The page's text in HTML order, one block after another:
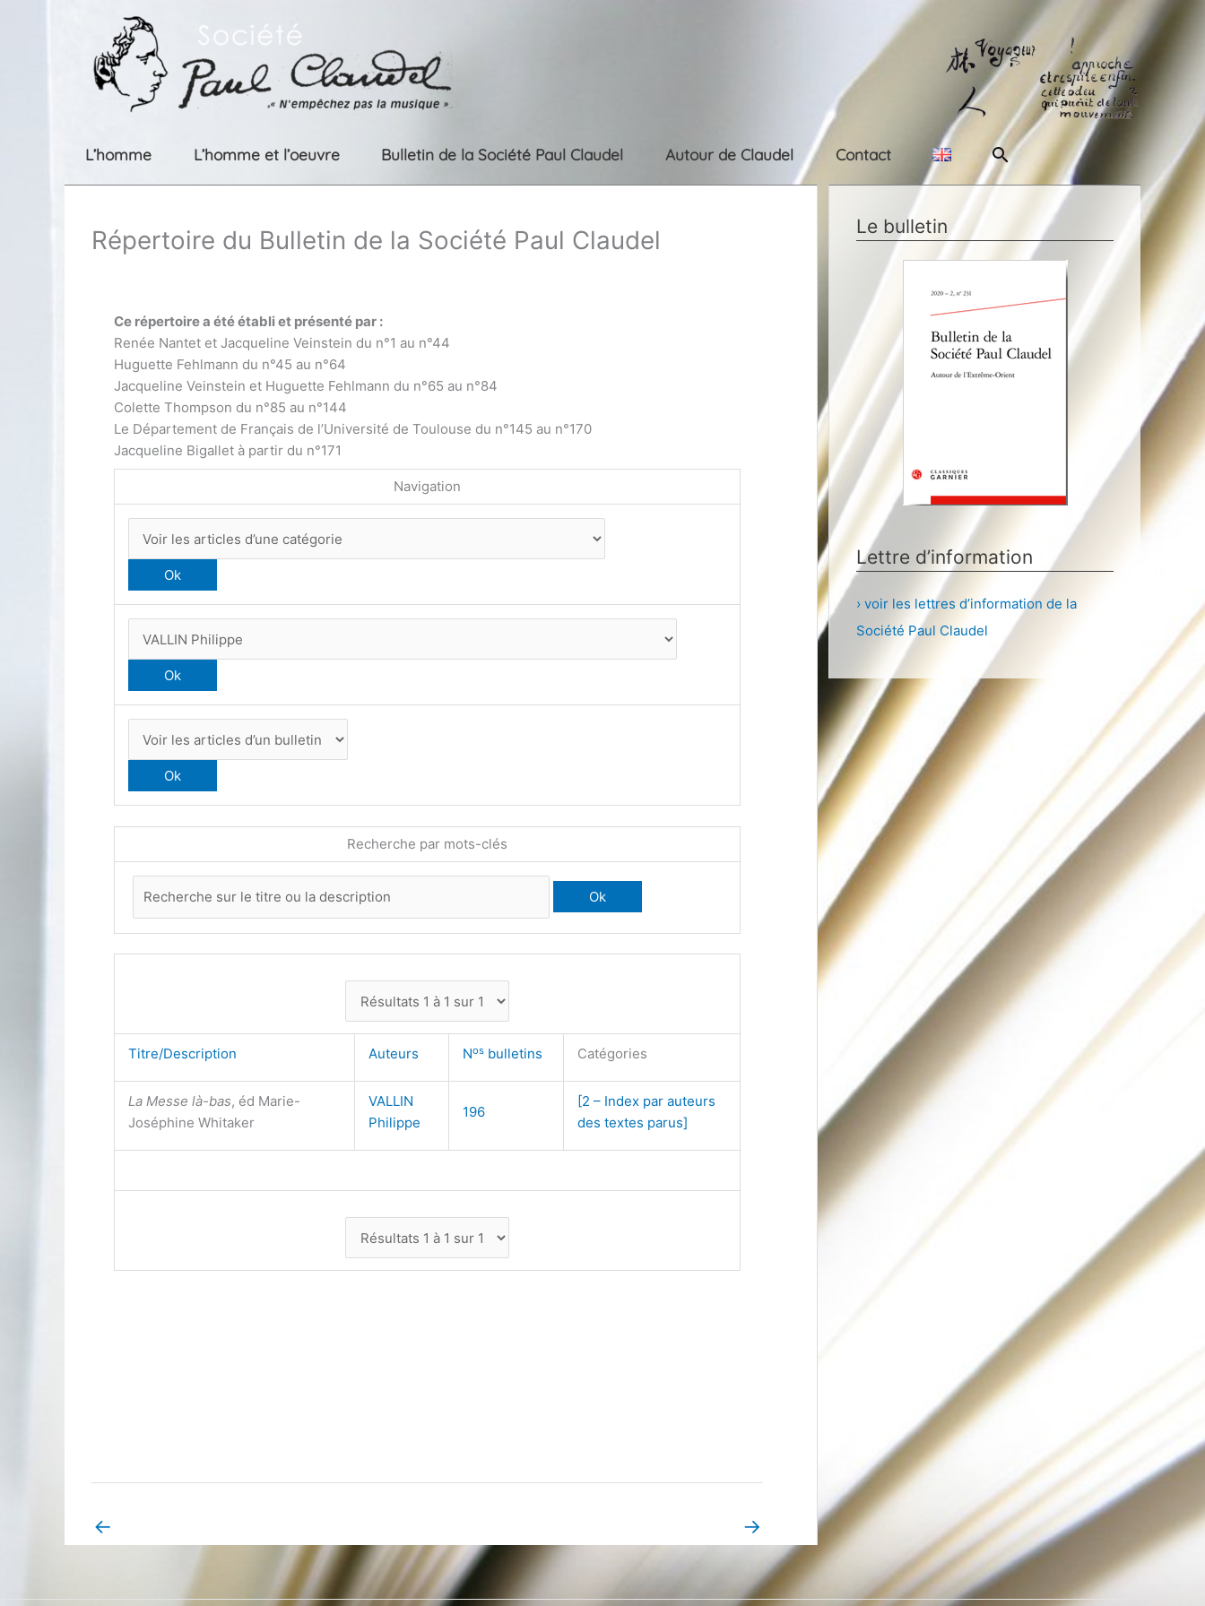
L’homme L’homme et l’oeuvre Bulletin de la Société Paul Claudel Autour de Claudel Contact Rechercher
Répertoire du Bulletin de la Société Paul Claudel
Ce répertoire a été établi et présenté par :
Renée Nantet et Jacqueline Veinstein du n°1 au n°44
Huguette Fehlmann du n°45 au n°64
Jacqueline Veinstein et Huguette Fehlmann du n°65 au n°84
Colette Thompson du n°85 au n°144
Le Département de Français de l’Université de Toulouse du n°145 au n°170
Jacqueline Bigallet à partir du n°171
Navigation
Recherche par mots-clés
Titre/Description Auteurs Nos bulletins Catégories
La Messe là-bas, éd Marie-
Joséphine Whitaker
VALLIN
Philippe
196
[2 – Index par auteurs
des textes parus]
← →
Le bulletin
Lettre d’information
› voir les lettres d’information de la
Société Paul Claudel